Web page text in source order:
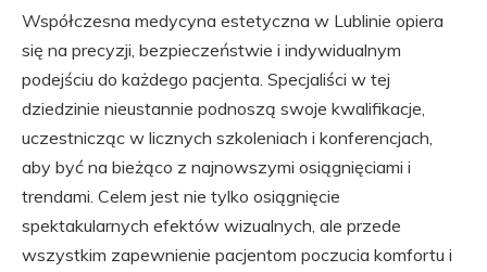
Współczesna medycyna estetyczna w Lublinie opiera
się na precyzji, bezpieczeństwie i indywidualnym
podejściu do każdego pacjenta. Specjaliści w tej
dziedzinie nieustannie podnoszą swoje kwalifikacje,
uczestnicząc w licznych szkoleniach i konferencjach,
aby być na bieżąco z najnowszymi osiągnięciami i
trendami. Celem jest nie tylko osiągnięcie
spektakularnych efektów wizualnych, ale przede
wszystkim zapewnienie pacjentom poczucia komfortu i